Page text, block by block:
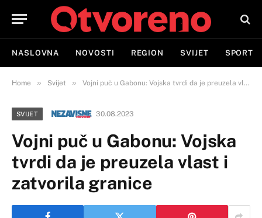
NASLOVNA NOVOSTI REGION SVIJET SPORT
Home » Svijet » Vojni puč u Gabonu: Vojska tvrdi da je preuzela vlast i zatvorila granice
SVIJET 30.08.2023
Vojni puč u Gabonu: Vojska
tvrdi da je preuzela vlast i
zatvorila granice